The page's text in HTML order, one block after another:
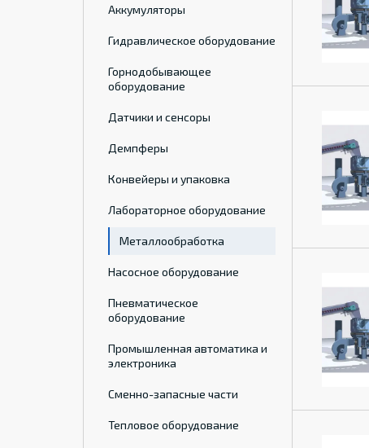
Аккумуляторы
Гидравлическое оборудование
Горнодобывающее
оборудование
Датчики и сенсоры
Демпферы
Конвейеры и упаковка
Лабораторное оборудование
Металлообработка
Насосное оборудование
Пневматическое
оборудование
Промышленная автоматика и
электроника
Сменно-запасные части
Тепловое оборудование